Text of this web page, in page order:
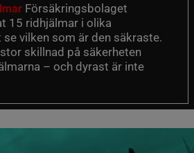
Försäkringsbolaget
15 ridhjälmar i olika
vilken som är den säkraste.
skillnad på säkerheten
– och dyrast är inte